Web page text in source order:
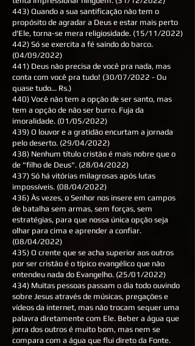
443) Quando a sua santificação não tem o
propósito de agradar a Deus e estar mais perto
d'Ele, torna-se mera religiosidade. (15/11/2022)
442) Só se exercita a fé saindo do barco.
(04/09/2022)
441) Deus não precisa de você pra nada, mas
conta com você pra tudo! (30/07/2022 - Ou
quase tudo... Rs.)
440) Você não tem a opção de ser santo, mas
tem a opção de não ser burro. Fuja da
imoralidade. (01/05/2022)
439) O louvor e a gratidão encurtam a jornada
pelo deserto. (29/04/2022)
438) Nenhum título cristão é mais nobre que o
de "filho de Deus". (28/04/2022)
437) Só há vitórias milagrosas após lutas
impossíveis. (08/04/2022)
436) Às vezes, o Senhor nos insere em campos
de batalha sem armas, sem forças, sem
estratégias, para que nossa única opção seja
olhar para cima e aprender a confiar.
(08/04/2022)
435) O crente que se acha superior aos outros
por ser cristão é o típico evangélico que não
entendeu nada do Evangelho. (25/01/2022)
434) Muitas pessoas passam o dia todo ouvindo
sobre Jesus através de músicas, pregações e
vídeos da internet, mas não trocam sequer uma
palavra diretamente com Ele. Beber a água que
jorra dos outros é muito bom, mas nem se
compara com a água que flui direto da Fonte.